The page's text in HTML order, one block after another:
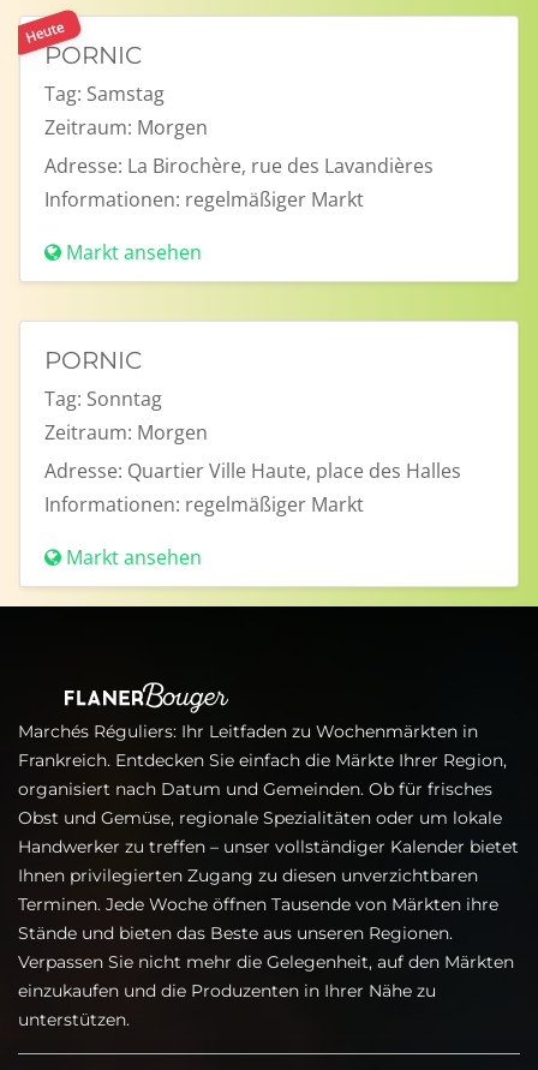
Heute
PORNIC
Tag: Samstag
Zeitraum: Morgen
Adresse: La Birochère, rue des Lavandières
Informationen: regelmäßiger Markt
Markt ansehen
PORNIC
Tag: Sonntag
Zeitraum: Morgen
Adresse: Quartier Ville Haute, place des Halles
Informationen: regelmäßiger Markt
Markt ansehen
Marchés Réguliers: Ihr Leitfaden zu Wochenmärkten in
Frankreich. Entdecken Sie einfach die Märkte Ihrer Region,
organisiert nach Datum und Gemeinden. Ob für frisches
Obst und Gemüse, regionale Spezialitäten oder um lokale
Handwerker zu treffen – unser vollständiger Kalender bietet
Ihnen privilegierten Zugang zu diesen unverzichtbaren
Terminen. Jede Woche öffnen Tausende von Märkten ihre
Stände und bieten das Beste aus unseren Regionen.
Verpassen Sie nicht mehr die Gelegenheit, auf den Märkten
einzukaufen und die Produzenten in Ihrer Nähe zu
unterstützen.